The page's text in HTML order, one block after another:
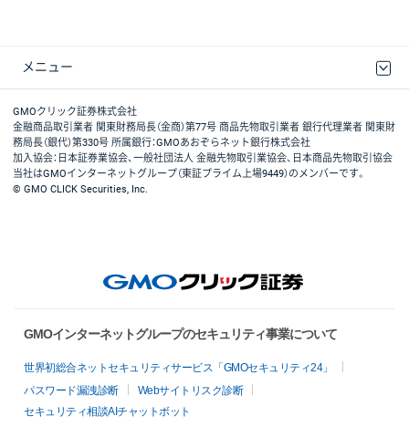
メニュー
取引規程・約款
最良執行方針
ディスクレイマー
リスク説明
GMOクリック証券ホームページ
GMOクリック証券株式会社
金融商品取引業者 関東財務局長（金商）第77号 商品先物取引業者 銀行代理業者 関東財
務局長（銀代）第330号 所属銀行：GMOあおぞらネット銀行株式会社
加入協会：日本証券業協会、一般社団法人 金融先物取引業協会、日本商品先物取引協会
当社はGMOインターネットグループ（東証プライム上場9449）のメンバーです。
© GMO CLICK Securities, Inc.
GMOインターネットグループのセキュリティ事業について
世界初総合ネットセキュリティサービス「GMOセキュリティ24」
パスワード漏洩診断
Webサイトリスク診断
セキュリティ相談AIチャットボット